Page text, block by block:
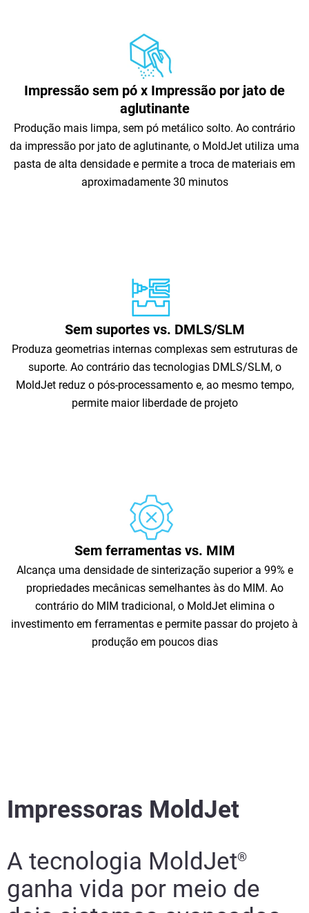
Impressão sem pó x Impressão por jato de
aglutinante
Produção mais limpa, sem pó metálico solto. Ao contrário
da impressão por jato de aglutinante, o MoldJet utiliza uma
pasta de alta densidade e permite a troca de materiais em
aproximadamente 30 minutos
Sem suportes vs. DMLS/SLM
Produza geometrias internas complexas sem estruturas de
suporte. Ao contrário das tecnologias DMLS/SLM, o
MoldJet reduz o pós-processamento e, ao mesmo tempo,
permite maior liberdade de projeto
Sem ferramentas vs. MIM
Alcança uma densidade de sinterização superior a 99% e
propriedades mecânicas semelhantes às do MIM. Ao
contrário do MIM tradicional, o MoldJet elimina o
investimento em ferramentas e permite passar do projeto à
produção em poucos dias
Impressoras MoldJet
A tecnologia MoldJet®
ganha vida por meio de